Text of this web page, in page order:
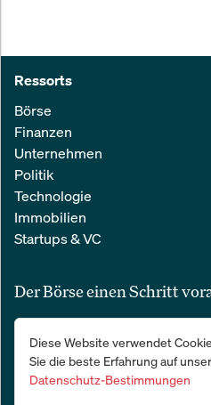
Ressorts
Börse
Finanzen
Unternehmen
Politik
Technologie
Immobilien
Startups & VC
Der Börse einen Schritt
Alle relevanten Nachrichten aus
einfachen E-Mail. 100 % kostenlos:
Diese Website verwendet
Sie die beste Erfahrung auf
Datenschutz-Bestimmungen